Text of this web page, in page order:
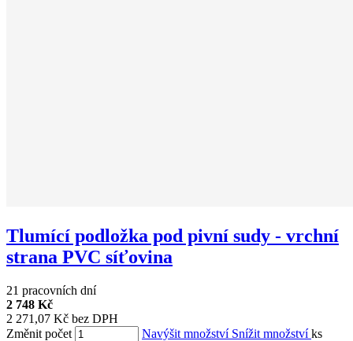
Tlumící podložka pod pivní sudy - vrchní
strana PVC síťovina
21 pracovních dní
2 748 Kč
2 271,07 Kč bez DPH
Změnit počet
Navýšit množství Snížit množstvíks